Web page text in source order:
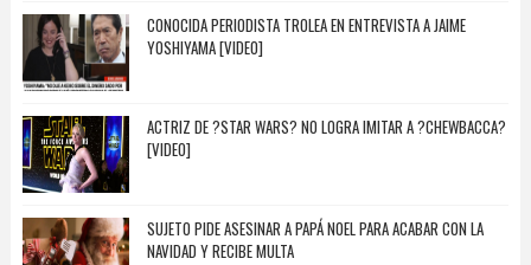
CONOCIDA PERIODISTA TROLEA EN ENTREVISTA A JAIME
YOSHIYAMA [VIDEO]
ACTRIZ DE ?STAR WARS? NO LOGRA IMITAR A ?CHEWBACCA?
[VIDEO]
SUJETO PIDE ASESINAR A PAPÁ NOEL PARA ACABAR CON LA
NAVIDAD Y RECIBE MULTA